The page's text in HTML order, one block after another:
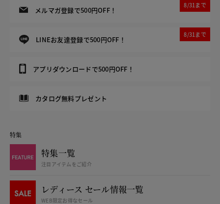
メルマガ登録で500円OFF！
8/31まで
LINEお友達登録で500円OFF！
8/31まで
アプリダウンロードで500円OFF！
カタログ無料プレゼント
特集
特集一覧
注目アイテムをご紹介
レディース セール情報一覧
WEB限定お得なセール